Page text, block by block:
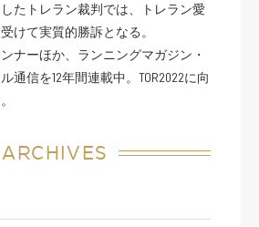
たトレラン裁判では、トレラン愛
けて実質的勝訴となる。
ナーほか、ランニングマガジン・
通信を12年間連載中。TOR2022に向
ARCHIVES